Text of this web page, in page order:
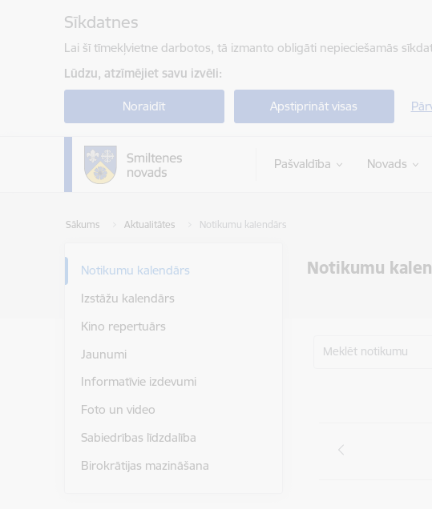
Sīkdatnes
Lai šī tīmekļvietne darbotos, tā izmanto obligāti nepieciešamās
Lūdzu, atzīmējiet savu izvēli:
Noraidīt Apstiprināt visas
Pašvaldība Novads
Sākums Aktualitātes Notikumu kalendārs
Notikumu
Notikumu kalendārs
Izstāžu kalendārs
Kino repertuārs
Jaunumi
Informatīvie izdevumi
Foto un video
Sabiedrības līdzdalība
Birokrātijas mazināšana
Meklēt notikumu